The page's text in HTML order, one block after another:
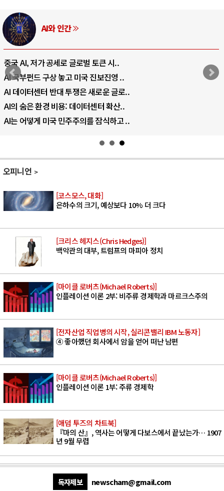
AI와 인간
중국 AI, 저가 공세로 글로벌 토큰 시..
AI 국부펀드 구상 놓고 미국 진보진영 ..
AI 데이터센터 반대 투쟁은 새로운 글로..
AI의 숨은 환경 비용: 데이터센터 확산..
AI는 어떻게 미국 민주주의를 잠식하고 ..
오피니언
[코스모스, 대화]
은하수의 크기, 예상보다 10% 더 크다
[크리스 헤지스(Chris Hedges)]
백악관의 대부, 트럼프의 마피아 정치
[마이클 로버츠(Michael Roberts)]
인플레이션 이론 2부: 비주류 경제학과 마르크스주의
[전자산업 직업병의 시작, 실리콘밸리 IBM 노동자]
④ 좋아했던 회사에서 암을 얻어 떠난 남편
[마이클 로버츠(Michael Roberts)]
인플레이션 이론 1부: 주류 경제학
[애덤 투즈의 차트북]
『마의 산』, 역사는 어떻게 다보스에서 끝났는가… 1907
년 9월 무렵
독자제보 newscham@gmail.com